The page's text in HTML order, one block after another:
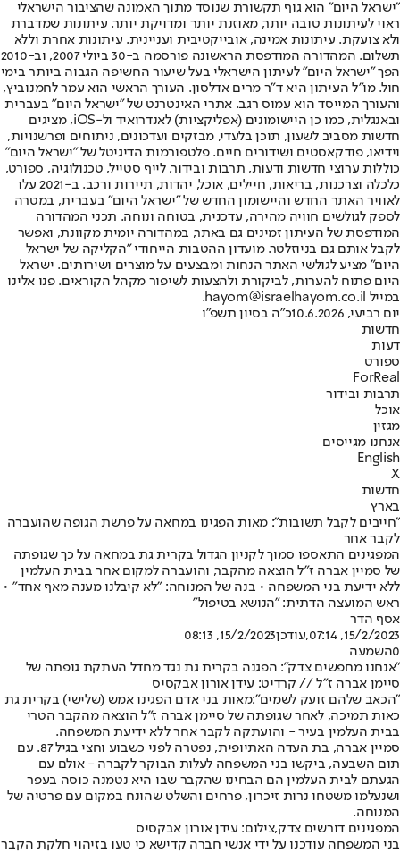
"ישראל היום" הוא גוף תקשורת שנוסד מתוך האמונה שהציבור הישראלי
ראוי לעיתונות טובה יותר, מאוזנת יותר ומדויקת יותר. עיתונות שמדברת
ולא צועקת. עיתונות אמינה, אובייקטיבית ועניינית. עיתונות אחרת וללא
תשלום. המהדורה המודפסת הראשונה פורסמה ב-30 ביולי 2007, וב-2010
הפך "ישראל היום" לעיתון הישראלי בעל שיעור החשיפה הגבוה ביותר בימי
חול. מו"ל העיתון היא ד"ר מרים אדלסון. העורך הראשי הוא עמר לחמנוביץ,
והעורך המייסד הוא עמוס רגב. אתרי האינטרנט של "ישראל היום" בעברית
ובאנגלית, כמו כן היישומונים (אפליקציות) לאנדרואיד ול-iOS, מציגים
חדשות מסביב לשעון, תוכן בלעדי, מבזקים ועדכונים, ניתוחים ופרשנויות,
וידיאו, פודקאסטים ושידורים חיים. פלטפורמות הדיגיטל של "ישראל היום"
כוללות ערוצי חדשות ודעות, תרבות ובידור, לייף סטייל, טכנולוגיה, ספורט,
כלכלה וצרכנות, בריאות, חיילים, אוכל, יהדות, תיירות ורכב. ב-2021 עלו
לאוויר האתר החדש והיישומון החדש של "ישראל היום" בעברית, במטרה
לספק לגולשים חוויה מהירה, עדכנית, בטוחה ונוחה. תכני המהדורה
המודפסת של העיתון זמינים גם באתר, במהדורה יומית מקוונת, ואפשר
לקבל אותם גם בניוזלטר. מועדון ההטבות הייחודי "הקליקה של ישראל
היום" מציע לגולשי האתר הנחות ומבצעים על מוצרים ושירותים. ישראל
היום פתוח להערות, לביקורת ולהצעות לשיפור מקהל הקוראים. פנו אלינו
במייל hayom@israelhayom.co.il.
יום רביעי, 10.6.2026
כ"ה בסיון תשפ"ו
חדשות
דעות
ספורט
ForReal
תרבות ובידור
אוכל
מגזין
אנחנו מגייסים
English
X
חדשות
בארץ
"חייבים לקבל תשובות": מאות הפגינו במחאה על פרשת הגופה שהועברה
לקבר אחר
המפגינים התאספו סמוך לקניון הגדול בקרית גת במחאה על כך שגופתה
של סמיין אברה ז"ל הוצאה מהקבר, והועברה למקום אחר בבית העלמין
ללא ידיעת בני המשפחה • בנה של המנוחה: "לא קיבלנו מענה מאף אחד" •
ראש המועצה הדתית: "הנושא בטיפול"
אסף הדר
15/2/2023, 07:14
,עודכן15/2/2023, 08:13
0השמעה
"אנחנו מחפשים צדק": הפגנה בקרית גת נגד מחדל העתקת גופתה של
סיימן אברה ז"ל // קרדיט: עידן אורון אבקסיס
"הכאב שלהם זועק לשמים":מאות בני אדם הפגינו אמש (שלישי) בקרית גת
כאות תמיכה, לאחר שגופתה של סיימן אברה ז"ל הוצאה מהקבר הטרי
בבית העלמין בעיר - והועתקה לקבר אחר ללא ידיעת המשפחה.
סמיין אברה, בת העדה האתיופית, נפטרה לפני כשבוע וחצי בגיל 87. עם
תום השבעה, ביקשו בני המשפחה לעלות הבוקר לקברה - אולם עם
הגעתם לבית העלמין הם הבחינו שהקבר שבו היא נטמנה כוסה בעפר
ושנעלמו משטחו נרות זיכרון, פרחים והשלט שהונח במקום עם פרטיה של
המנוחה.
המפגינים דורשים צדק,צילום: עידן אורון אבקסיס
בני המשפחה עודכנו על ידי אנשי חברה קדישא כי טעו בזיהוי חלקת הקבר